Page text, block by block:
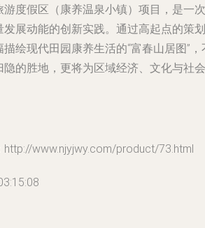
度假区（康养温泉小镇）项目，是一次
展动能的创新实践。通过高起点的策划
绘现代田园康养生活的“富春山居图”，
的胜地，更将为区域经济、文化与社会
www.njyjwy.com/product/73.html